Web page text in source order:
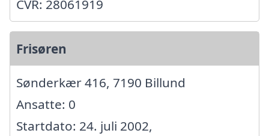
CVR: 28061919
Frisøren
Sønderkær 416, 7190 Billund
Ansatte: 0
Startdato: 24. juli 2002,